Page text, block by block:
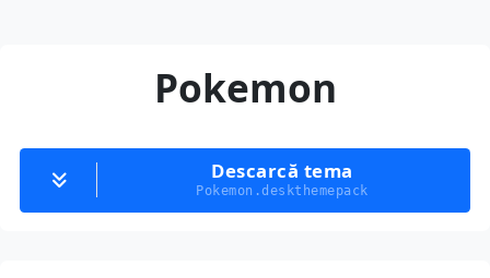
Pokemon
Descarcă tema
Pokemon.deskthemepack